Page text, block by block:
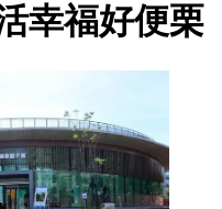
幸福好便栗